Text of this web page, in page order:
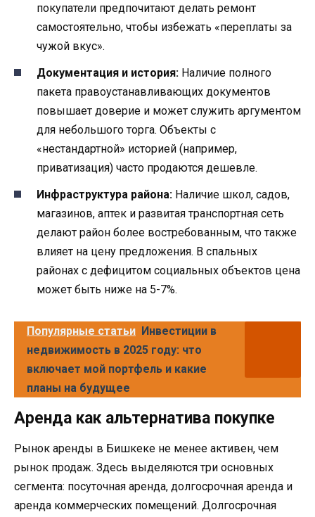
покупатели предпочитают делать ремонт
самостоятельно, чтобы избежать «переплаты за
чужой вкус».
Документация и история: Наличие полного
пакета правоустанавливающих документов
повышает доверие и может служить аргументом
для небольшого торга. Объекты с
«нестандартной» историей (например,
приватизация) часто продаются дешевле.
Инфраструктура района: Наличие школ, садов,
магазинов, аптек и развитая транспортная сеть
делают район более востребованным, что также
влияет на цену предложения. В спальных
районах с дефицитом социальных объектов цена
может быть ниже на 5-7%.
Популярные статьи Инвестиции в
недвижимость в 2025 году: что
включает мой портфель и какие
планы на будущее
Аренда как альтернатива покупке
Рынок аренды в Бишкеке не менее активен, чем
рынок продаж. Здесь выделяются три основных
сегмента: посуточная аренда, долгосрочная аренда и
аренда коммерческих помещений. Долгосрочная